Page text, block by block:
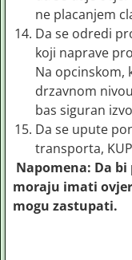
ne placanjem
Da se odredi
koji naprave
Na opcinskom,
drzavnom
bas siguran
Da se upute
transporta,
Napomena: Da
moraju imati
mogu zastupati.